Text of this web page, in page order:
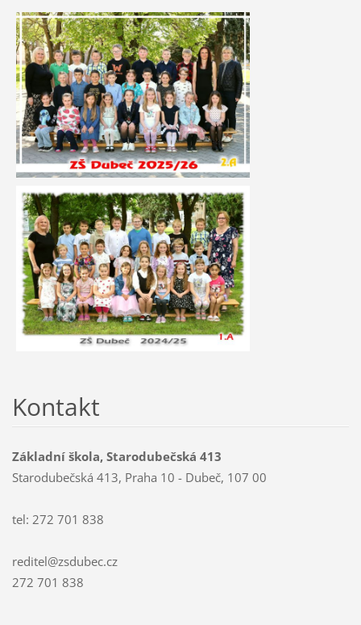
Kontakt
Základní škola, Starodubečská 413
Starodubečská 413, Praha 10 - Dubeč, 107 00
tel: 272 701 838
reditel@zsdubec.cz
272 701 838